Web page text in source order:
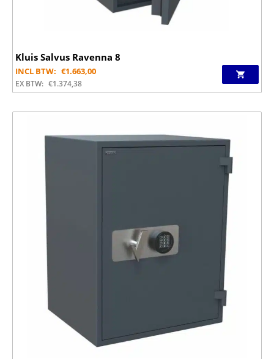
Kluis Salvus Ravenna 8
INCL BTW: €1.663,00
EX BTW: €1.374,38